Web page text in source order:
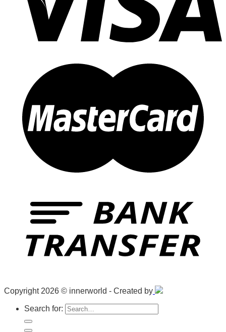
Copyright 2026 © innerworld - Created by
Search for: